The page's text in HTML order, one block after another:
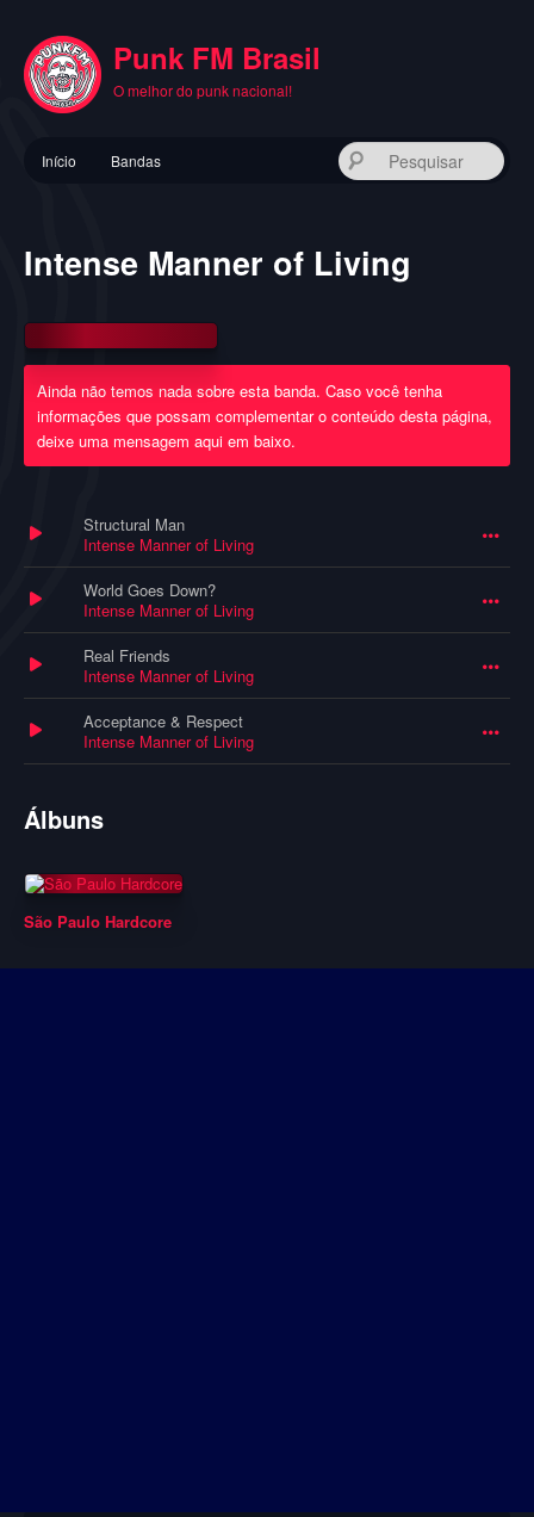
conteúdo
principal
Punk FM Brasil
O melhor do punk nacional!
principal
Início Bandas
Intense Manner of Living
Ainda não temos nada sobre esta banda. Caso você tenha
informações que possam complementar o conteúdo desta página,
deixe uma mensagem aqui em baixo.
Structural Man
Intense Manner of Living
World Goes Down?
Intense Manner of Living
Real Friends
Intense Manner of Living
Acceptance & Respect
Intense Manner of Living
Álbuns
São Paulo Hardcore